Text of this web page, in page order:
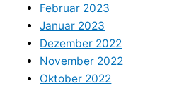
Februar 2023
Januar 2023
Dezember 2022
November 2022
Oktober 2022